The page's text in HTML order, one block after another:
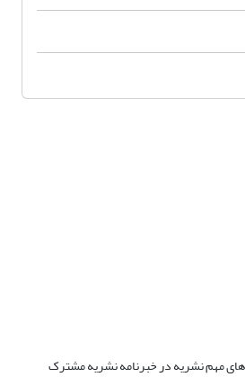
های مهم نشریه در خبرنامه نشریه مشترک